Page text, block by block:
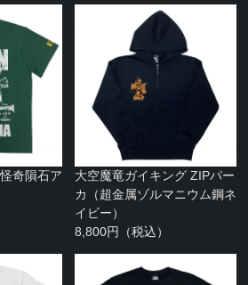
奇隕石ア
大空魔竜ガイキング ZIPパー
カ（超金属ゾルマニウム鋼ネ
イビー）
8,800円（税込）